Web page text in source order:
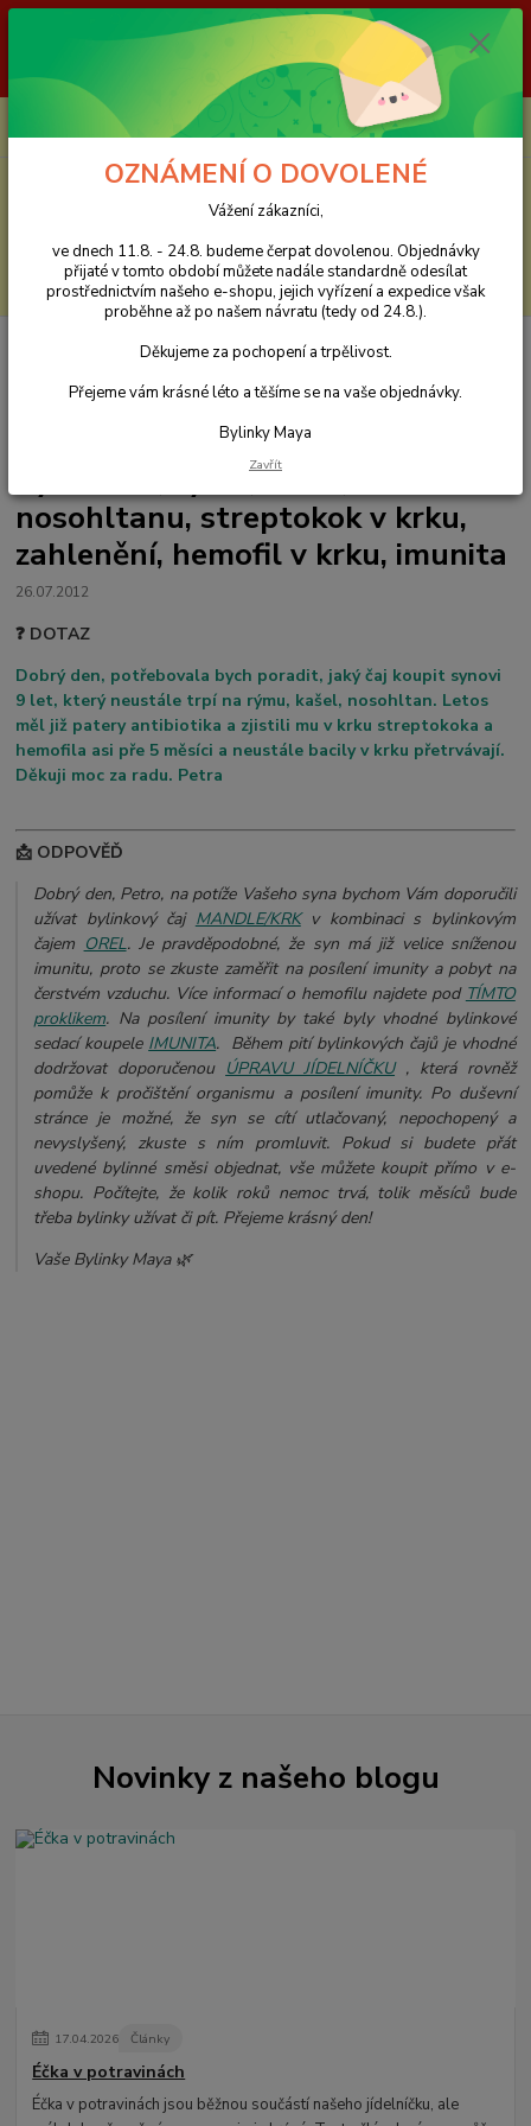
Vážení zákazníci, ve dnech 11.8. - 24.8. budeme čerpat dovolenou.
Objednávky přijaté v tomto období můžete nadále standardně odesílat
prostřednictvím našeho e-shopu, jejich vyřízení a expedice však proběhne
až po našem návratu (tedy od 24.8.). Děkujeme za pochopení a trpělivost.
CZK
Hledat
0
za0 Kč
Bylinková poradna Maya zdarma - Vaše dotazy
horních cest dýchacích, rýma, kašel, zánět nosohltanu, streptokok v krku,
Neustálé infekce horních cest
dýchacích, rýma, kašel, zánět
nosohltanu, streptokok v krku,
zahlenění, hemofil v krku, imunita
26.07.2012
❓ DOTAZ
Dobrý den, potřebovala bych poradit, jaký čaj koupit synovi
9 let, který neustále trpí na rýmu, kašel, nosohltan. Letos
měl již patery antibiotika a zjistili mu v krku streptokoka a
hemofila asi pře 5 měsíci a neustále bacily v krku přetrvávají.
Děkuji moc za radu. Petra
📩 ODPOVĚĎ
Dobrý den, Petro, na potíže Vašeho syna bychom Vám doporučili
užívat bylinkový čaj MANDLE/KRKv kombinaci s bylinkovým
čajem OREL. Je pravděpodobné, že syn má již velice sníženou
imunitu, proto se zkuste zaměřit na posílení imunity a pobyt na
čerstvém vzduchu. Více informací o hemofilu najdete pod TÍMTO
proklikem. Na posílení imunity by také byly vhodné bylinkové
sedací koupele IMUNITA. Během pití bylinkových čajů je vhodné
dodržovat doporučenou ÚPRAVU JÍDELNÍČKU, která rovněž
pomůže k pročištění organismu a posílení imunity. Po duševní
stránce je možné, že syn se cítí utlačovaný, nepochopený a
nevyslyšený, zkuste s ním promluvit. Pokud si budete přát
uvedené bylinné směsi objednat, vše můžete koupit přímo v e-
shopu. Počítejte, že kolik roků nemoc trvá, tolik měsíců bude
třeba bylinky užívat či pít. Přejeme krásný den!
Vaše Bylinky Maya 🌿
Novinky z našeho blogu
17.04.2026 Články
Éčka v potravinách
Éčka v potravinách jsou běžnou součástí našeho jídelníčku, ale
OZNÁMENÍ O DOVOLENÉ
Vážení zákazníci,
ve dnech 11.8. - 24.8. budeme čerpat dovolenou. Objednávky
přijaté v tomto období můžete nadále standardně odesílat
prostřednictvím našeho e-shopu, jejich vyřízení a expedice však
proběhne až po našem návratu (tedy od 24.8.).
Děkujeme za pochopení a trpělivost.
Přejeme vám krásné léto a těšíme se na vaše objednávky.
Bylinky Maya
Zavřít